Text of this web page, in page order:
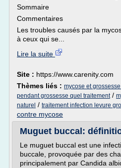
Sommaire
Commentaires
Les troubles causés par la
à ceux qui se...
Lire la suite
Site : https://www.carenity.com
Thèmes liés : mycose et
pendant grossesse quel traitement/
naturel / traitement infection levure
contre mycose
Muguet buccal:
Le muguet buccal est une
buccale, provoquée par des
principalement par Candida